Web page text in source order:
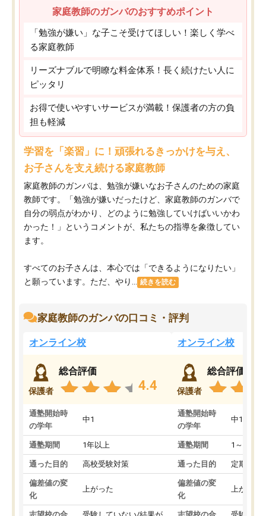
家庭教師のガンバのおすすめポイント
「勉強が嫌い」な子こそ受けてほしい！楽しく学べ
る家庭教師
リーズナブルで明瞭な料金体系！長く続けたい人に
ピッタリ
お得で使いやすいサービスが満載！保護者の方の負
担も軽減
学習を「楽習」に！頑張れるきっかけを与え、
お子さんを支え続ける家庭教師
家庭教師のガンバは、勉強が嫌いなお子さんのための家庭
教師です。「勉強が嫌いだったけど、家庭教師のガンバで
自分の弱点がわかり、どのように勉強していけばいいかわ
かった！」というコメントが、私たちの指導を象徴してい
ます。
すべてのお子さんは、本心では「できるようになりたい」
と願っています。ただ、やり...
続きを読む
家庭教師のガンバの口コミ・評判
オンライン校
保護者
総合評価
4.4
通塾開始時
の学年
中1
通塾期間 1年以上
通った目的 高校受験対策
偏差値の変
化
上がった
オンライン校
保護者
総合評価
通塾開始時
の学年
中1
通塾期間 1～3ヵ月
通った目的 定期テス
偏差値の変
化
上がった